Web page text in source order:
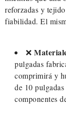
reforzadas y
fiabilidad. El
❌
pulgadas
comprimirá y
de 10
componentes